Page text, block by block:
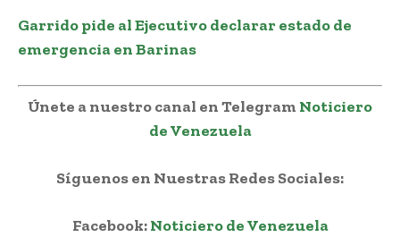
Garrido pide al Ejecutivo declarar estado de
emergencia en Barinas
Únete a nuestro canal en Telegram Noticiero
de Venezuela
Síguenos en Nuestras Redes Sociales:
Facebook:Noticiero de Venezuela